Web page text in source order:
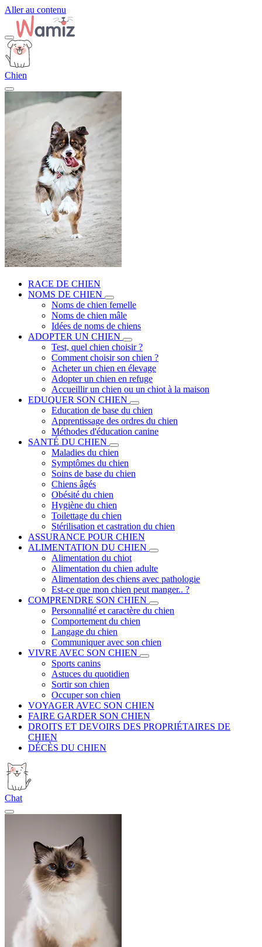
Aller au contenu
Chien
RACE DE CHIEN
NOMS DE CHIEN
Noms de chien femelle
Noms de chien mâle
Idées de noms de chiens
ADOPTER UN CHIEN
Test, quel chien choisir ?
Comment choisir son chien ?
Acheter un chien en élevage
Adopter un chien en refuge
Accueillir un chien ou un chiot à la maison
EDUQUER SON CHIEN
Education de base du chien
Apprentissage des ordres du chien
Méthodes d'éducation canine
SANTÉ DU CHIEN
Maladies du chien
Symptômes du chien
Soins de base du chien
Chiens âgés
Obésité du chien
Hygiène du chien
Toilettage du chien
Stérilisation et castration du chien
ASSURANCE POUR CHIEN
ALIMENTATION DU CHIEN
Alimentation du chiot
Alimentation du chien adulte
Alimentation des chiens avec pathologie
Est-ce que mon chien peut manger.. ?
COMPRENDRE SON CHIEN
Personnalité et caractère du chien
Comportement du chien
Langage du chien
Communiquer avec son chien
VIVRE AVEC SON CHIEN
Sports canins
Astuces du quotidien
Sortir son chien
Occuper son chien
VOYAGER AVEC SON CHIEN
FAIRE GARDER SON CHIEN
DROITS ET DEVOIRS DES PROPRIÉTAIRES DE
CHIEN
DÉCÈS DU CHIEN
Chat